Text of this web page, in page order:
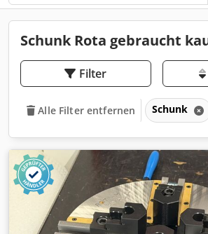
Schunk Rota gebraucht
Filter
Alle Filter entfernen Schunk